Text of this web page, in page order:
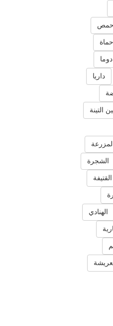
حمص
حماة
دوما
داريا
التينة
المزرعة
الشجرة
القتيفة
الهنادي